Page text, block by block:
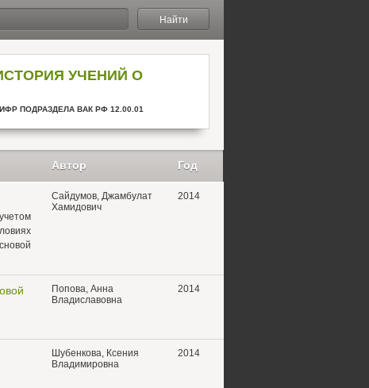
Найти
УЧЕНИЙ О
ПОДРАЗДЕЛА ВАК РФ 12.00.01
Автор Год
Сайдумов, Джамбулат
Хамидович
2014
Попова, Анна
Владиславовна
2014
Шубенкова, Ксения
Владимировна
2014